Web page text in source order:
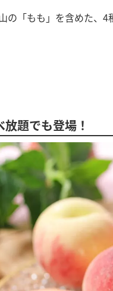
の「もも」を含めた、
放題でも登場！